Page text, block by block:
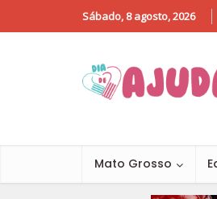
Sábado, 8 agosto, 2026
Mato Grosso